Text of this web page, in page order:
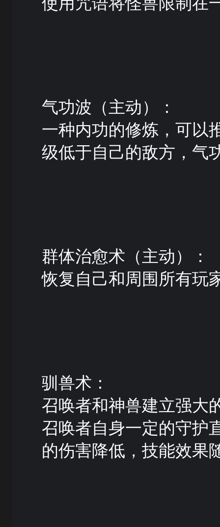
气功波（主动）：
一种内功的修炼，可以
级低于自己的敌方，气
群体治愈术（主动）：
恢复自己和周围所有玩
驯兽术：
召唤者和神兽建立强大
召唤者自身一定的守护
的伤害降低，技能效果